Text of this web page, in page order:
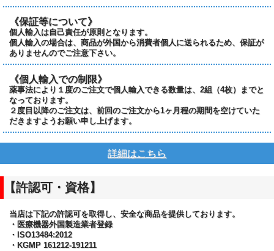
《保証等について》
個人輸入は自己責任が原則となります。
個人輸入の場合は、商品が外国から消費者個人に送られるため、保証が
ありませんのでご注意下さい。
《個人輸入での制限》
薬事法により１度のご注文で個人輸入できる数量は、2組（4枚）までと
なっております。
２度目以降のご注文は、前回のご注文から1ヶ月程の期間を空けていた
だきますようお願い申し上げます。
詳細はこちら
【許認可・資格】
当店は下記の許認可を取得し、安全な商品を提供しております。
・医療機器外国製造業者登録
・ISO13484:2012
・KGMP 161212-191211